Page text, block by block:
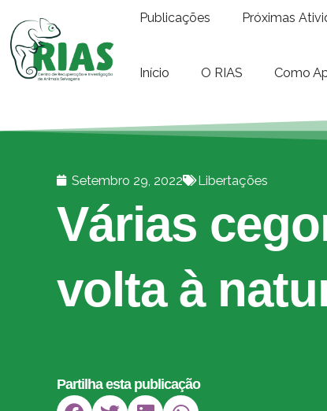
Publicações Próximas
Início O RIAS Como
Setembro 29, 2022 Libertações
Várias
volta à
Partilha esta publicação